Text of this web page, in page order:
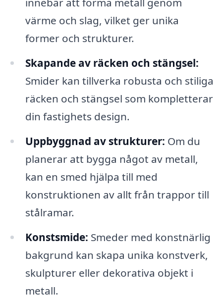
värme och slag, vilket ger unika
former och strukturer.
Skapande av räcken och stängsel:
Smider kan tillverka robusta och stiliga
räcken och stängsel som kompletterar
din fastighets design.
Uppbyggnad av strukturer: Om du
planerar att bygga något av metall,
kan en smed hjälpa till med
konstruktionen av allt från trappor till
stålramar.
Konstsmide: Smeder med konstnärlig
bakgrund kan skapa unika konstverk,
skulpturer eller dekorativa objekt i
metall.